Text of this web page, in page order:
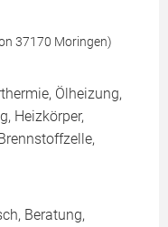
37170 Moringen)
Ölheizung,
Heizkörper,
Beratung,